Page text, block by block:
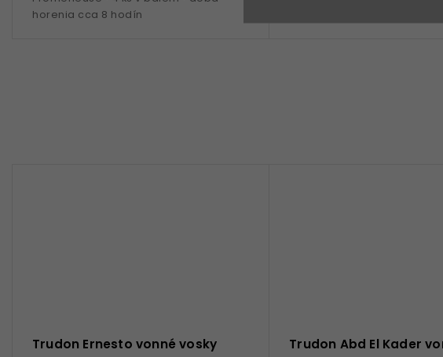
horenia cca 8 hodín
Trudon Ernesto vonné vosky Trudon Abd El Kader